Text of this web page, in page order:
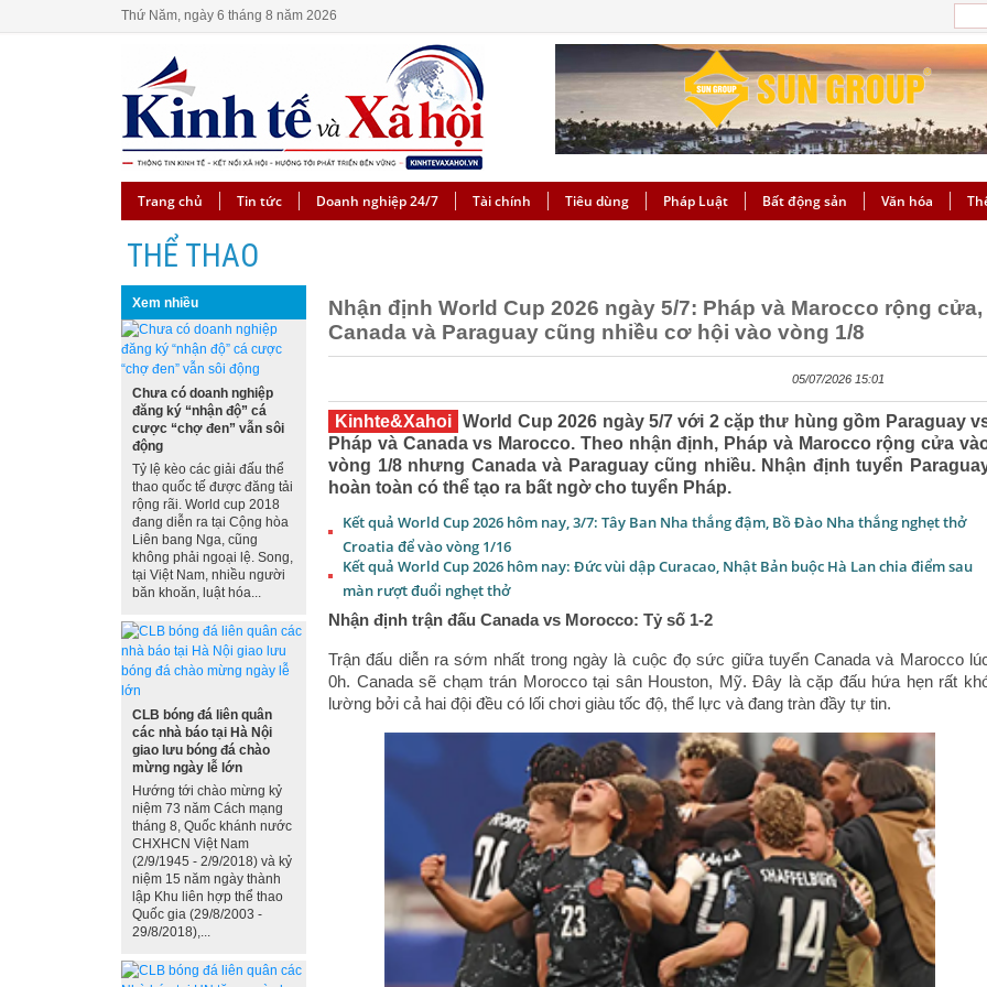
Thứ Năm, ngày 6 tháng 8 năm 2026
Trang chủ Tin tức Doanh nghiệp 24/7 Tài chính Tiêu dùng Pháp Luật Bất động sản Văn hóa
THỂ THAO
Xem nhiều
Chưa có doanh nghiệp
đăng ký “nhận độ” cá
cược “chợ đen” vẫn sôi
động
Tỷ lệ kèo các giải đấu thể
thao quốc tế được đăng tải
rộng rãi. World cup 2018
đang diễn ra tại Cộng hòa
Liên bang Nga, cũng
không phải ngoại lệ. Song,
tại Việt Nam, nhiều người
băn khoăn, luật hóa...
CLB bóng đá liên quân
các nhà báo tại Hà Nội
giao lưu bóng đá chào
mừng ngày lễ lớn
Hướng tới chào mừng kỷ
niệm 73 năm Cách mạng
tháng 8, Quốc khánh nước
CHXHCN Việt Nam
(2/9/1945 - 2/9/2018) và kỷ
niệm 15 năm ngày thành
lập Khu liên hợp thể thao
Quốc gia (29/8/2003 -
29/8/2018),...
Nhận định World Cup 2026 ngày 5/7: Pháp và Marocco rộng cửa,
Canada và Paraguay cũng nhiều cơ hội vào vòng 1/8
05/07/2026 15:01
Kinhte&Xahoi World Cup 2026 ngày 5/7 với 2 cặp thư hùng gồm Paraguay
Pháp và Canada vs Marocco. Theo nhận định, Pháp và Marocco rộng cửa
vòng 1/8 nhưng Canada và Paraguay cũng nhiều. Nhận định tuyển
hoàn toàn có thể tạo ra bất ngờ cho tuyển Pháp.
Kết quả World Cup 2026 hôm nay, 3/7: Tây Ban Nha thắng đậm, Bồ Đào Nha thắng nghẹt thở
Croatia để vào vòng 1/16
Kết quả World Cup 2026 hôm nay: Đức vùi dập Curacao, Nhật Bản buộc Hà Lan chia điểm sau
màn rượt đuổi nghẹt thở
Nhận định trận đấu Canada vs Morocco: Tỷ số 1-2
Trận đấu diễn ra sớm nhất trong ngày là cuộc đọ sức giữa tuyển Canada và Marocco
0h. Canada sẽ chạm trán Morocco tại sân Houston, Mỹ. Đây là cặp đấu hứa hẹn rất
lường bởi cả hai đội đều có lối chơi giàu tốc độ, thể lực và đang tràn đầy tự tin.